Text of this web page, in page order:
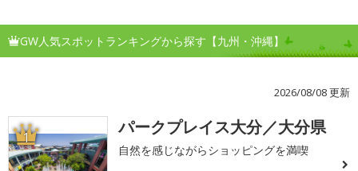
GW人気スポットランキングから探す【九州・沖縄】
2026/08/08 更新
1 パークプレイス大分／大分県
自然を感じながらショッピングを満喫